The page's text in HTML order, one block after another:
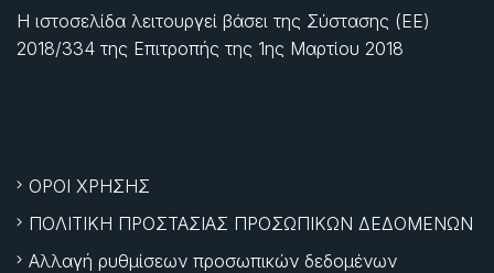
Η ιστοσελίδα λειτουργεί βάσει της Σύστασης (ΕΕ)
2018/334 της Επιτροπής της 1ης Μαρτίου 2018
ΟΡΟΙ ΧΡΗΣΗΣ
ΠΟΛΙΤΙΚΗ ΠΡΟΣΤΑΣΙΑΣ ΠΡΟΣΩΠΙΚΩΝ ΔΕΔΟΜΕΝΩΝ
Αλλαγή ρυθμίσεων προσωπικών δεδομένων